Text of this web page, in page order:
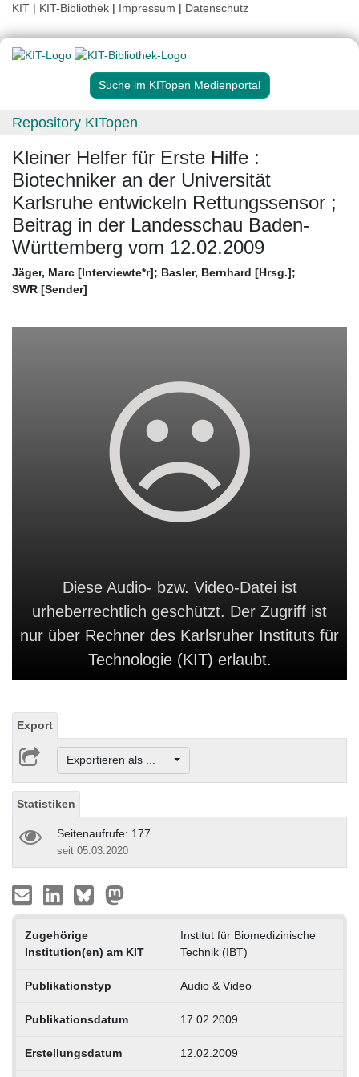
KIT | KIT-Bibliothek | Impressum | Datenschutz
Suche im KITopen Medienportal
Repository KITopen
Kleiner Helfer für Erste Hilfe :
Biotechniker an der Universität
Karlsruhe entwickeln Rettungssensor ;
Beitrag in der Landesschau Baden-
Württemberg vom 12.02.2009
Jäger, Marc [Interviewte*r]; Basler, Bernhard [Hrsg.];
SWR [Sender]
Diese Audio- bzw. Video-Datei ist
urheberrechtlich geschützt. Der Zugriff ist
nur über Rechner des Karlsruher Instituts für
Technologie (KIT) erlaubt.
Export
Exportieren als ...
Statistiken
Seitenaufrufe: 177
seit 05.03.2020
Zugehörige
Institution(en) am KIT
Institut für Biomedizinische
Technik (IBT)
Publikationstyp Audio & Video
Publikationsdatum 17.02.2009
Erstellungsdatum 12.02.2009